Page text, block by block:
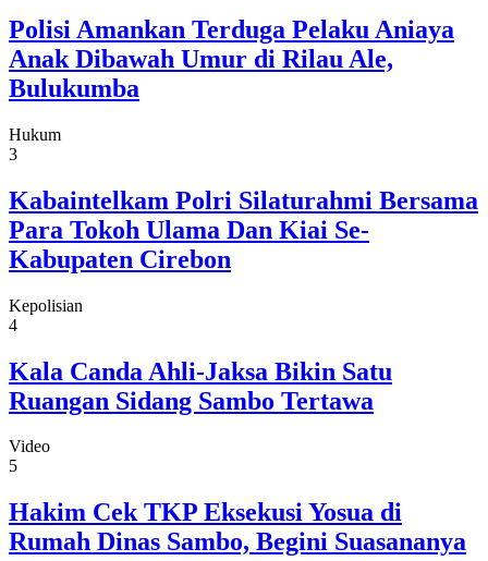
Polisi Amankan Terduga Pelaku Aniaya
Anak Dibawah Umur di Rilau Ale,
Bulukumba
Hukum
3
Kabaintelkam Polri Silaturahmi Bersama
Para Tokoh Ulama Dan Kiai Se-
Kabupaten Cirebon
Kepolisian
4
Kala Canda Ahli-Jaksa Bikin Satu
Ruangan Sidang Sambo Tertawa
Video
5
Hakim Cek TKP Eksekusi Yosua di
Rumah Dinas Sambo, Begini Suasananya